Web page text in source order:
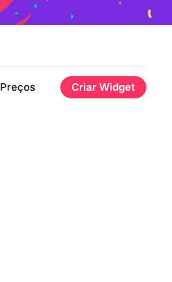
Preços Criar Widget